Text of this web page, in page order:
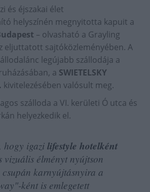
és éjszakai élet
helyszínén megnyitotta kapuit a
– olvasható a Grayling
eljuttatott sajtóközleményében. A
legújabb szállodája a
a SWIETELSKY
kivitelezésében valósult meg.
szálloda a VI. kerületi Ó utca és
helyezkedik el.
hogy igazilifestyle hotelként
vizuális élményt nyújtson
csupán karnyújtásnyira a
ként is emlegetett